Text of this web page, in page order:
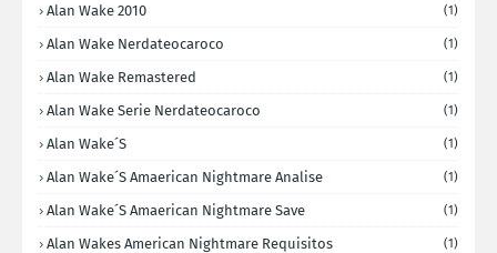
Alan Wake 2010 (1)
Alan Wake Nerdateocaroco (1)
Alan Wake Remastered (1)
Alan Wake Serie Nerdateocaroco (1)
Alan Wake´s (1)
Alan Wake´s Amaerican Nightmare Analise (1)
Alan Wake´s Amaerican Nightmare Save (1)
Alan Wakes American Nightmare Requisitos (1)